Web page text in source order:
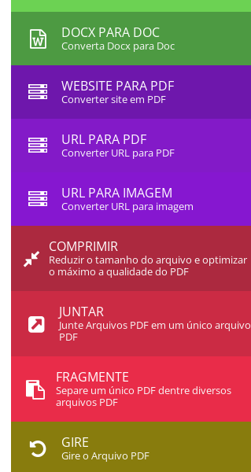
DOCX PARA DOC
Converta Docx para Doc
WEBSITE PARA PDF
Converter site em PDF
URL PARA PDF
Converter URL para PDF
URL PARA IMAGEM
Converter URL para imagem
COMPRIMIR
Reduzir o tamanho do arquivo e optimizar
o máximo a qualidade do PDF
JUNTAR
Junte Arquivos PDF em um único arquivo
PDF
FRAGMENTE
Separe um único PDF dentre diversos
arquivos PDF
GIRE
Gire o Arquivo PDF